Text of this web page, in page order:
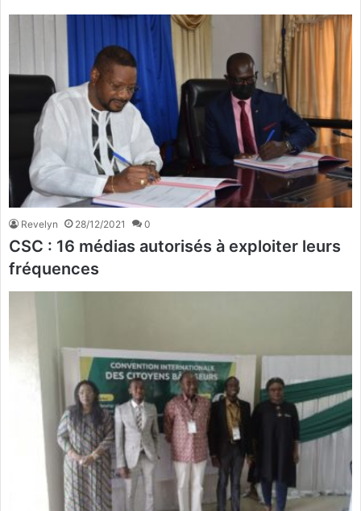
Revelyn 28/12/2021 0
CSC : 16 médias autorisés à exploiter leurs
fréquences